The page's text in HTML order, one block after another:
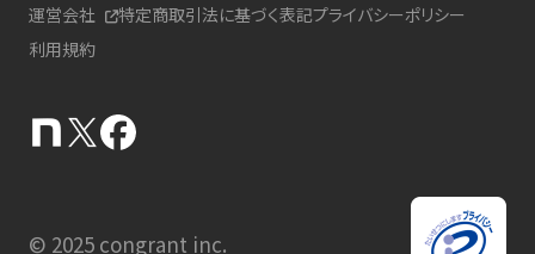
運営会社 特定商取引法に基づく表記プライバシーポリシー
利用規約
© 2025 congrant inc.